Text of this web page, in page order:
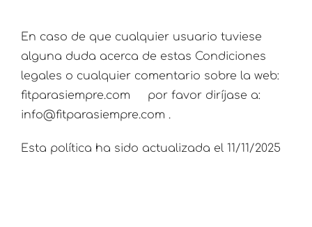
En caso de que cualquier usuario tuviese
alguna duda acerca de estas Condiciones
legales o cualquier comentario sobre la web:
fitparasiempre.com por favor diríjase a:
info@fitparasiempre.com .
Esta política ha sido actualizada el 11/11/2025